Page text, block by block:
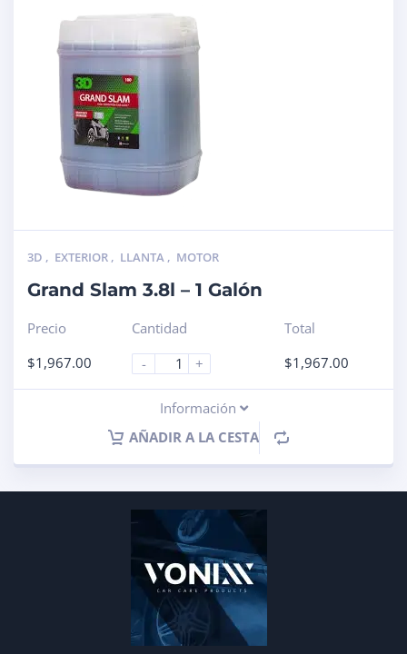
3D , EXTERIOR , LLANTA , MOTOR
Grand Slam 3.8l – 1 Galón
Precio
$1,967.00
Cantidad
-
+
Total
$1,967.00
Información
AÑADIR A LA CESTA